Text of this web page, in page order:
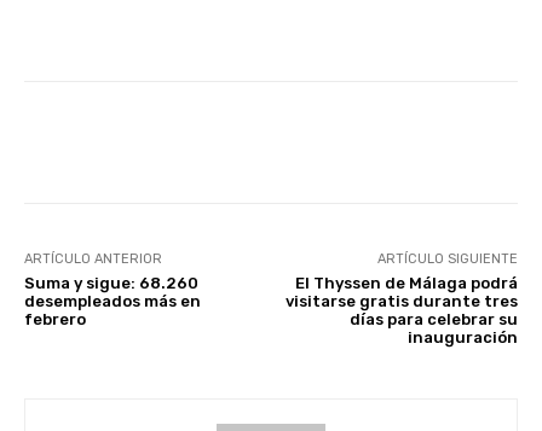
ARTÍCULO ANTERIOR
Suma y sigue: 68.260
desempleados más en
febrero
ARTÍCULO SIGUIENTE
El Thyssen de Málaga podrá
visitarse gratis durante tres
días para celebrar su
inauguración